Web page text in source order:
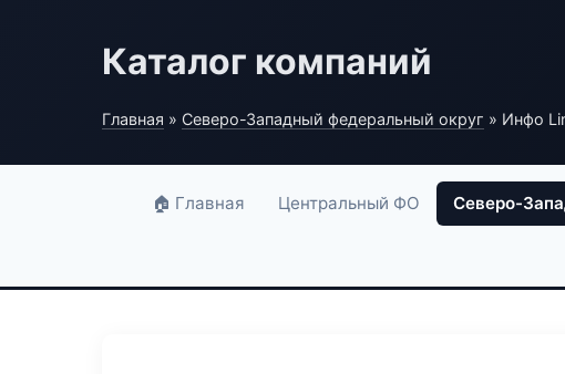
Каталог компаний
Главная » Северо-Западный федеральный округ » Инфо
🏠 Главная Центральный ФО Северо-